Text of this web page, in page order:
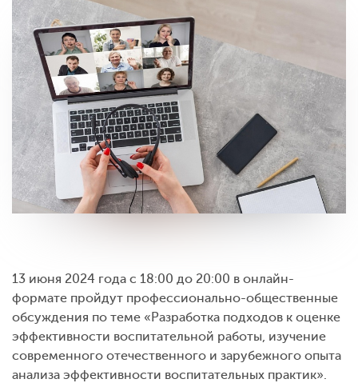
13 июня 2024 года с 18:00 до 20:00 в онлайн-
формате пройдут профессионально-общественные
обсуждения по теме «Разработка подходов к оценке
эффективности воспитательной работы, изучение
современного отечественного и зарубежного опыта
анализа эффективности воспитательных практик».